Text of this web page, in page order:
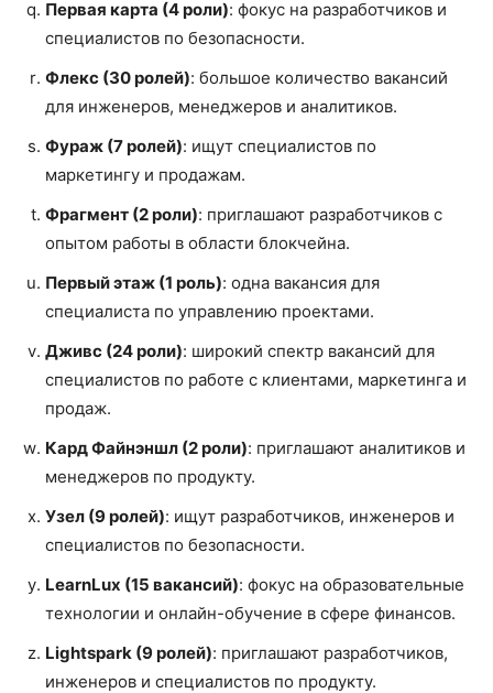
Первая карта (4 роли): фокус на разработчиков и
специалистов по безопасности.
Флекс (30 ролей): большое количество вакансий
для инженеров, менеджеров и аналитиков.
Фураж (7 ролей): ищут специалистов по
маркетингу и продажам.
Фрагмент (2 роли): приглашают разработчиков с
опытом работы в области блокчейна.
Первый этаж (1 роль): одна вакансия для
специалиста по управлению проектами.
Дживс (24 роли): широкий спектр вакансий для
специалистов по работе с клиентами, маркетинга и
продаж.
Кард Файнэншл (2 роли): приглашают аналитиков и
менеджеров по продукту.
Узел (9 ролей): ищут разработчиков, инженеров и
специалистов по безопасности.
LearnLux (15 вакансий): фокус на образовательные
технологии и онлайн-обучение в сфере финансов.
Lightspark (9 ролей): приглашают разработчиков,
инженеров и специалистов по продукту.